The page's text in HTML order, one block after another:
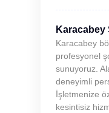
Karacabey
Karacabey
profesyonel
sunuyoruz.
deneyimli
İşletmenize
kesintisiz